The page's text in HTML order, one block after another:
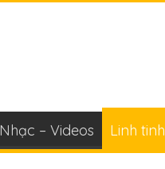
Nhạc – Videos Linh tinh